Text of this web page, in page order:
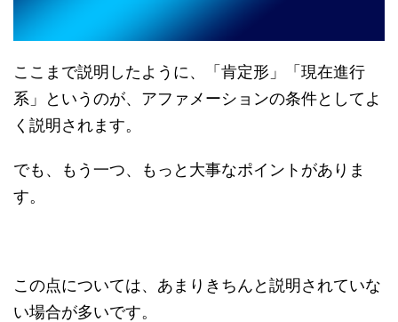
ここまで説明したように、「肯定形」「現在進行
系」というのが、アファメーションの条件としてよ
く説明されます。
でも、もう一つ、もっと大事なポイントがありま
す。
この点については、あまりきちんと説明されていな
い場合が多いです。